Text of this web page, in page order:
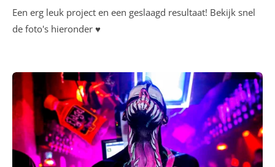
Een erg leuk project en een geslaagd resultaat! Bekijk snel
de foto's hieronder ♥